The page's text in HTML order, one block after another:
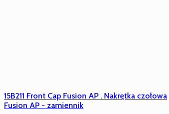
15B211 Front Cap Fusion AP . Nakrętka czołowa
Fusion AP - zamiennik